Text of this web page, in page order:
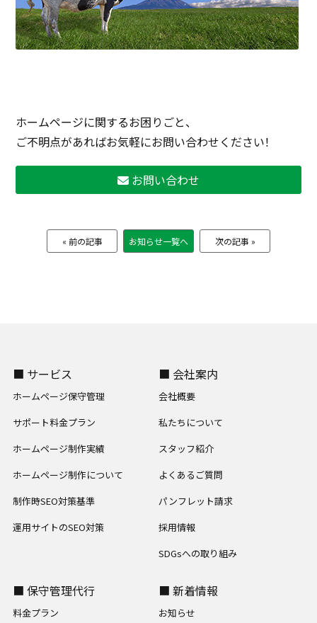
ホームページに関するお困りごと、
ご不明点があればお気軽にお問い合わせください！
お問い合わせ
« 前の記事 お知らせ一覧へ 次の記事 »
■ サービス
ホームページ保守管理
サポート料金プラン
ホームページ制作実績
ホームページ制作について
制作時SEO対策基準
運用サイトのSEO対策
■ 会社案内
会社概要
私たちについて
スタッフ紹介
よくあるご質問
パンフレット請求
採用情報
SDGsへの取り組み
■ 保守管理代行
料金プラン
■ 新着情報
お知らせ